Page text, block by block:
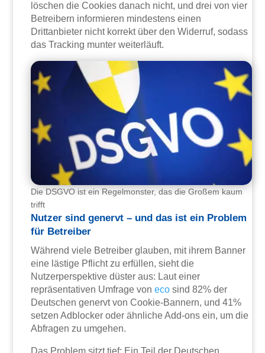
löschen die Cookies danach nicht, und drei von vier
Betreibern informieren mindestens einen
Drittanbieter nicht korrekt über den Widerruf, sodass
das Tracking munter weiterläuft.
Die DSGVO ist ein Regelmonster, das die Großem kaum
trifft
Nutzer sind genervt – und das ist ein Problem
für Betreiber
Während viele Betreiber glauben, mit ihrem Banner
eine lästige Pflicht zu erfüllen, sieht die
Nutzerperspektive düster aus: Laut einer
repräsentativen Umfrage voneco sind 82% der
Deutschen genervt von Cookie-Bannern, und 41%
setzen Adblocker oder ähnliche Add-ons ein, um die
Abfragen zu umgehen.